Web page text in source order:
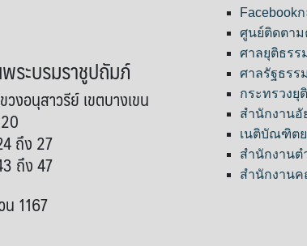
ระบรมราชูปถัมภ์
งอนุสาวรีย์ เขตบางเขน
ถึง 27
ถึง 47
1167
Facebook
ศูนย์ติดตาม
ศาลยุติธรร
ศาลรัฐธร
กระทรวงยุ
สำนักงานอั
เนติบัณฑิต
สำนักงานต
สำนักงาน